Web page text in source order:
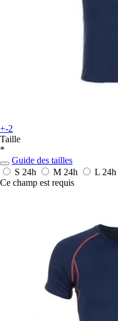
+-2
Taille
*
Guide des tailles
S 24h M 24h L 24h
Ce champ est requis